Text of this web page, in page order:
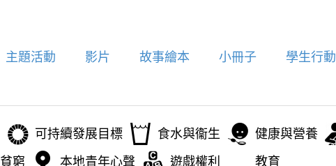
主題活動 影片 故事繪本 小冊子 學生行動
可持續發展目標 食水與衞生 健康與營養
貧窮 本地青年心聲 遊戲權利 教育